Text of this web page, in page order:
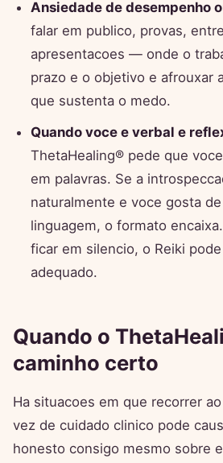
Ansiedade de desempenho
falar em publico, provas,
apresentacoes — onde o
prazo e o objetivo e afrouxar
que sustenta o medo.
Quando voce e verbal e
ThetaHealing® pede que
em palavras. Se a
naturalmente e voce gosta
linguagem, o formato
ficar em silencio, o Reiki
adequado.
Quando o
caminho certo
Ha situacoes em que recorrer
vez de cuidado clinico pode
honesto consigo mesmo sobre